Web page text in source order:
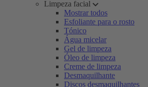
Limpeza facial
Mostrar todos
Esfoliante para o rosto
Tónico
Água micelar
Gel de limpeza
Óleo de limpeza
Creme de limpeza
Desmaquilhante
Discos desmaquilhantes